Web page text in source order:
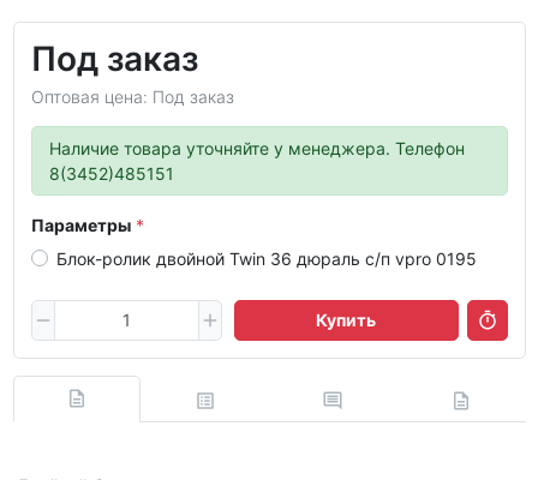
Под заказ
Оптовая цена: Под заказ
Наличие товара уточняйте у менеджера. Телефон
8(3452)485151
Параметры
Блок-ролик двойной Twin 36 дюраль с/п vpro 0195
Купить